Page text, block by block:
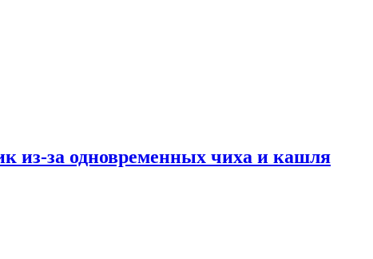
за одновременных чиха и кашля